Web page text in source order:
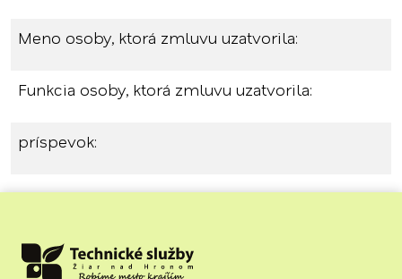
Meno osoby, ktorá zmluvu uzatvorila:
Funkcia osoby, ktorá zmluvu uzatvorila:
príspevok: